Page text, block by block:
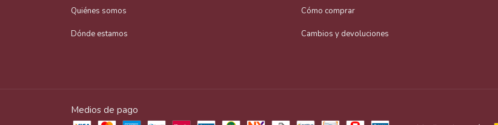
Quiénes somos
Dónde estamos
Cómo comprar
Cambios y devoluciones
Medios de pago